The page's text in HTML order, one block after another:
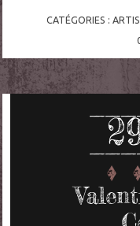
CATÉGORIES :